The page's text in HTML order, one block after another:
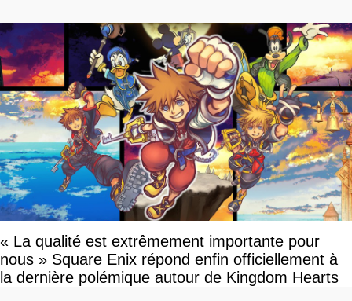
« La qualité est extrêmement importante pour
nous » Square Enix répond enfin officiellement à
la dernière polémique autour de Kingdom Hearts